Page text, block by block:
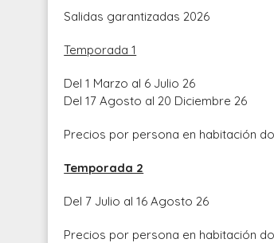
Salidas garantizadas 2026
Temporada 1
Del 1 Marzo al 6 Julio 26
Del 17 Agosto al 20 Diciembre 26
Precios por persona en habitación
Temporada 2
Del 7 Julio al 16 Agosto 26
Precios por persona en habitación